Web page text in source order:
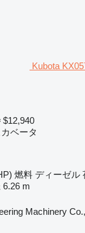
Kubota
$12,940
ベータ
燃料 ディーゼル
6.26 m
Machinery